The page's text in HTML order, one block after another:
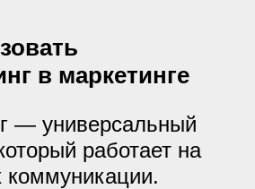
в маркетинге
— универсальный
работает на
коммуникации.